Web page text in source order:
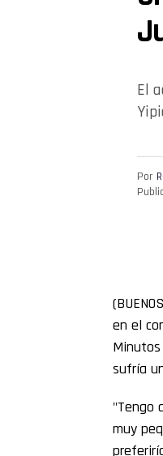
El
Por
en el
sufría
"Tengo
muy